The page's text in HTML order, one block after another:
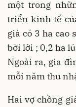
một trong
triển kinh tế
già có 3 ha cao
bời lời ; 0,2 ha
Ngoài ra, gia
mỗi năm thu
Hai vợ chồng